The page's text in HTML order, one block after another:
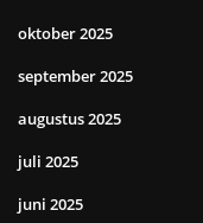
oktober 2025
september 2025
augustus 2025
juli 2025
juni 2025